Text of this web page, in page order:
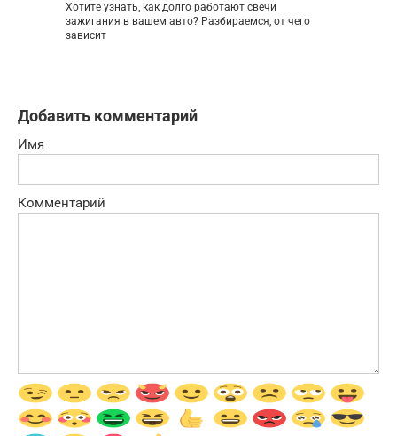
Хотите узнать, как долго работают свечи
зажигания в вашем авто? Разбираемся, от чего
зависит
Добавить комментарий
Имя
Комментарий